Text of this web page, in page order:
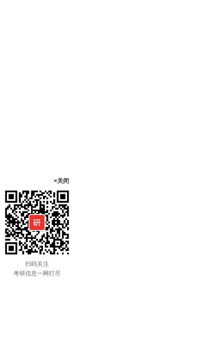
×关闭
扫码关注
考研信息一网打尽